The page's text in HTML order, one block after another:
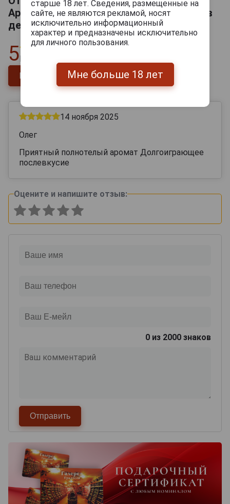
Арманьяк Барон де Сигоньяк 1981г 0.7л в
деревянной упаковке
5
Напишите отзыв
14 ноября 2025
Олег
Приятный полнотелый аромат Долгоиграющее
послевкусие
Оцените и напишите отзыв:
0 из 2000 знаков
старше 18 лет. Сведения, размещенные на
сайте, не являются рекламой, носят
исключительно информационный
характер и предназначены исключительно
для личного пользования.
Мне больше 18 лет